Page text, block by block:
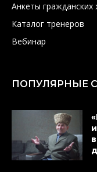
Анкеты гражданских
Каталог тренеров
Вебинар
ПОПУЛЯРНЫЕ